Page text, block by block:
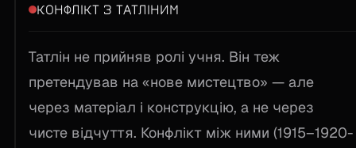
КОНФЛІКТ З ТАТЛІНИМ
Татлін не прийняв ролі учня. Він теж
претендував на «нове мистецтво» — але
через матеріал і конструкцію, а не через
чисте відчуття. Конфлікт між ними (1915–1920-